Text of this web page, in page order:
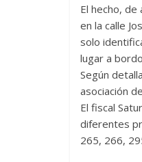
El hecho,
en la calle
solo
lugar a
Según
asociación
El fiscal
diferentes
265, 266,